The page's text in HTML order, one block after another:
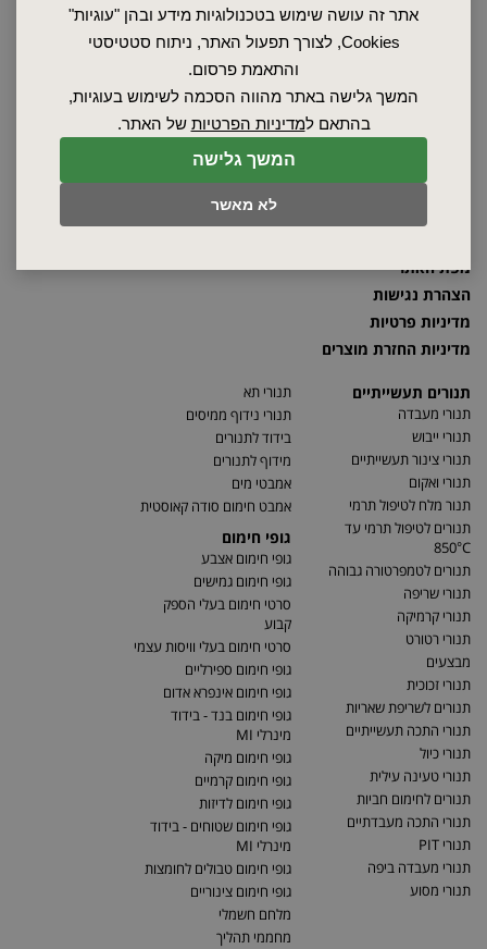
המשך גלישה
לא מאשר
אתר זה עושה שימוש בטכנולוגיות מידע ובהן "עוגיות"
Cookies, לצורך תפעול האתר, ניתוח סטטיסטי
והתאמת פרסום.
המשך גלישה באתר מהווה הסכמה לשימוש בעוגיות,
בהתאם למדיניות הפרטיות של האתר.
שרות ותחזוקה
סרטונים
מפת האתר
הצהרת נגישות
מדיניות פרטיות
מדיניות החזרת מוצרים
תנורים תעשייתיים
תנורי מעבדה
תנורי ייבוש
תנורי צינור תעשייתיים
תנורי ואקום
תנור מלח לטיפול תרמי
תנורים לטיפול תרמי עד
850°C
תנורים לטמפרטורה גבוהה
תנורי שריפה
תנורי קרמיקה
תנורי רטורט
מבצעים
תנורי זכוכית
תנורים לשריפת שאריות
תנורי התכה תעשייתיים
תנורי כיול
תנורי טעינה עילית
תנורים לחימום חביות
תנורי התכה מעבדתיים
תנורי PIT
תנורי מעבדה ביפה
תנורי מסוע
תנורי תא
תנורי נידוף ממיסים
בידוד לתנורים
מידוף לתנורים
אמבטי מים
אמבט חימום סודה קאוסטית
גופי חימום
גופי חימום אצבע
גופי חימום גמישים
סרטי חימום בעלי הספק
קבוע
סרטי חימום בעלי וויסות עצמי
גופי חימום ספירליים
גופי חימום אינפרא אדום
גופי חימום בנד - בידוד
מינרלי MI
גופי חימום מיקה
גופי חימום קרמיים
גופי חימום לדיזות
גופי חימום שטוחים - בידוד
מינרלי MI
גופי חימום טבולים לחומצות
גופי חימום צינוריים
מלחם חשמלי
מחממי תהליך